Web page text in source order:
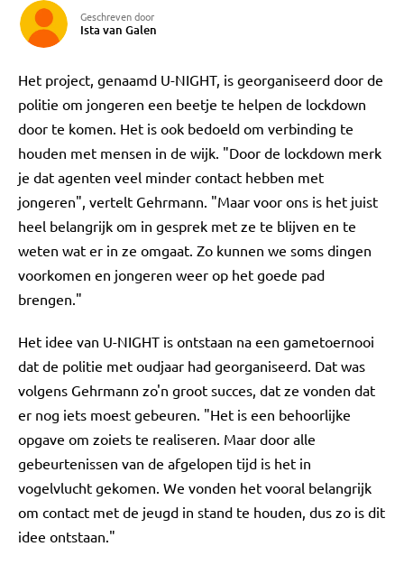
Geschreven door
Ista van Galen
Het project, genaamd U-NIGHT, is georganiseerd door de
politie om jongeren een beetje te helpen de lockdown
door te komen. Het is ook bedoeld om verbinding te
houden met mensen in de wijk. "Door de lockdown merk
je dat agenten veel minder contact hebben met
jongeren", vertelt Gehrmann. "Maar voor ons is het juist
heel belangrijk om in gesprek met ze te blijven en te
weten wat er in ze omgaat. Zo kunnen we soms dingen
voorkomen en jongeren weer op het goede pad
brengen."
Het idee van U-NIGHT is ontstaan na een gametoernooi
dat de politie met oudjaar had georganiseerd. Dat was
volgens Gehrmann zo'n groot succes, dat ze vonden dat
er nog iets moest gebeuren. "Het is een behoorlijke
opgave om zoiets te realiseren. Maar door alle
gebeurtenissen van de afgelopen tijd is het in
vogelvlucht gekomen. We vonden het vooral belangrijk
om contact met de jeugd in stand te houden, dus zo is dit
idee ontstaan."